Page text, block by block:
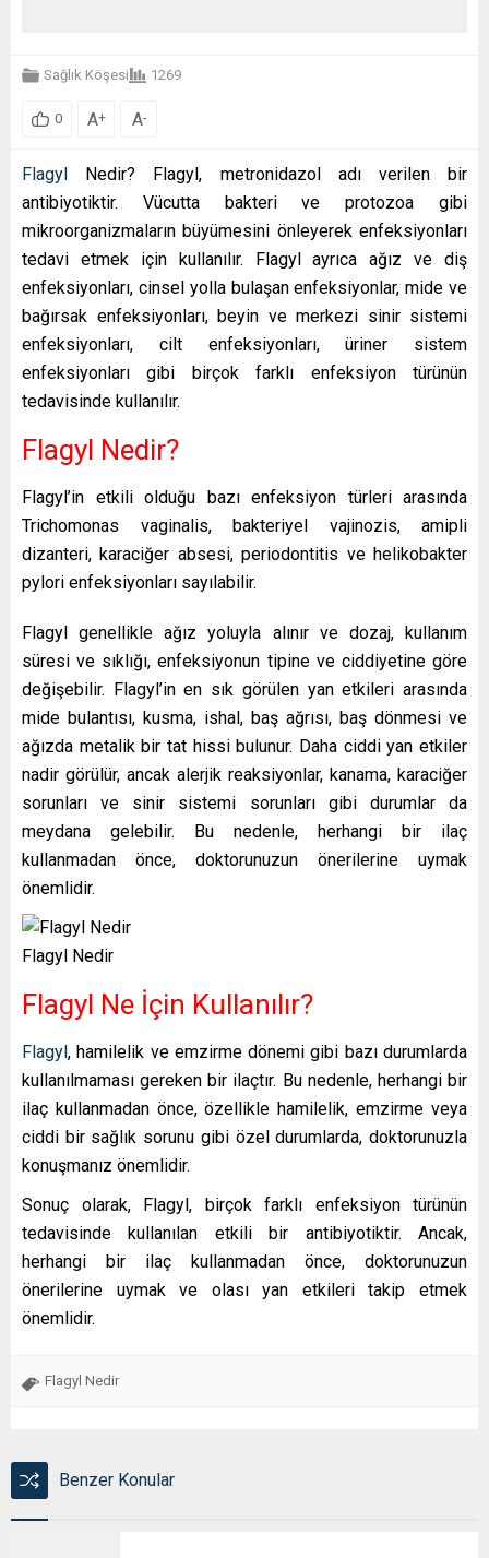
Sağlık Köşesi 1269
0 A+ A-
Flagyl Nedir? Flagyl, metronidazol adı verilen bir
antibiyotiktir. Vücutta bakteri ve protozoa gibi
mikroorganizmaların büyümesini önleyerek enfeksiyonları
tedavi etmek için kullanılır. Flagyl ayrıca ağız ve diş
enfeksiyonları, cinsel yolla bulaşan enfeksiyonlar, mide ve
bağırsak enfeksiyonları, beyin ve merkezi sinir sistemi
enfeksiyonları, cilt enfeksiyonları, üriner sistem
enfeksiyonları gibi birçok farklı enfeksiyon türünün
tedavisinde kullanılır.
Flagyl Nedir?
Flagyl’in etkili olduğu bazı enfeksiyon türleri arasında
Trichomonas vaginalis, bakteriyel vajinozis, amipli
dizanteri, karaciğer absesi, periodontitis ve helikobakter
pylori enfeksiyonları sayılabilir.
Flagyl genellikle ağız yoluyla alınır ve dozaj, kullanım
süresi ve sıklığı, enfeksiyonun tipine ve ciddiyetine göre
değişebilir. Flagyl’in en sık görülen yan etkileri arasında
mide bulantısı, kusma, ishal, baş ağrısı, baş dönmesi ve
ağızda metalik bir tat hissi bulunur. Daha ciddi yan etkiler
nadir görülür, ancak alerjik reaksiyonlar, kanama, karaciğer
sorunları ve sinir sistemi sorunları gibi durumlar da
meydana gelebilir. Bu nedenle, herhangi bir ilaç
kullanmadan önce, doktorunuzun önerilerine uymak
önemlidir.
Flagyl Nedir
Flagyl Ne İçin Kullanılır?
Flagyl, hamilelik ve emzirme dönemi gibi bazı durumlarda
kullanılmaması gereken bir ilaçtır. Bu nedenle, herhangi bir
ilaç kullanmadan önce, özellikle hamilelik, emzirme veya
ciddi bir sağlık sorunu gibi özel durumlarda, doktorunuzla
konuşmanız önemlidir.
Sonuç olarak, Flagyl, birçok farklı enfeksiyon türünün
tedavisinde kullanılan etkili bir antibiyotiktir. Ancak,
herhangi bir ilaç kullanmadan önce, doktorunuzun
önerilerine uymak ve olası yan etkileri takip etmek
önemlidir.
Flagyl Nedir
Benzer Konular